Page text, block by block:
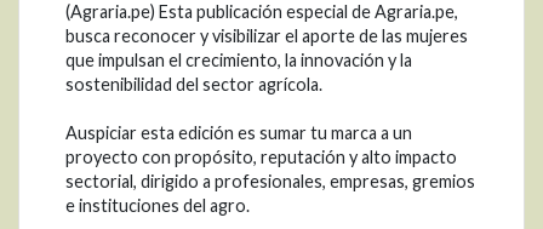
(Agraria.pe) Esta publicación especial de Agraria.pe,
busca reconocer y visibilizar el aporte de las mujeres
que impulsan el crecimiento, la innovación y la
sostenibilidad del sector agrícola.
Auspiciar esta edición es sumar tu marca a un
proyecto con propósito, reputación y alto impacto
sectorial, dirigido a profesionales, empresas, gremios
e instituciones del agro.